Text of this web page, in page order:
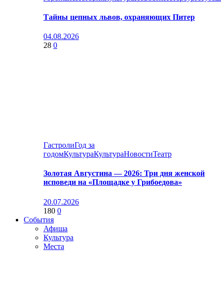
Тайны цепных львов, охраняющих Питер
04.08.2026
28 0
ГастролиГод за
годомКультураКультураНовостиТеатр
Золотая Августина — 2026: Три дня женской
исповеди на «Площадке у Грибоедова»
20.07.2026
180 0
События
Афиша
Культура
Места